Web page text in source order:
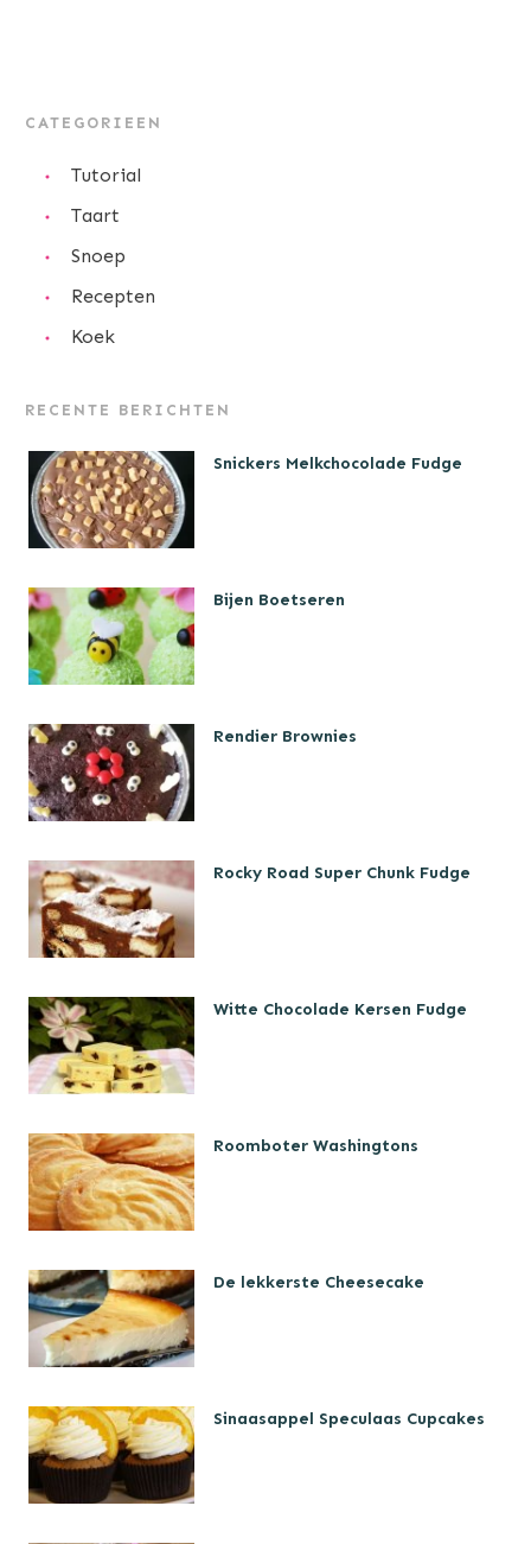
CATEGORIEEN
Tutorial
Taart
Snoep
Recepten
Koek
RECENTE BERICHTEN
Snickers Melkchocolade Fudge
Bijen Boetseren
Rendier Brownies
Rocky Road Super Chunk Fudge
Witte Chocolade Kersen Fudge
Roomboter Washingtons
De lekkerste Cheesecake
Sinaasappel Speculaas Cupcakes